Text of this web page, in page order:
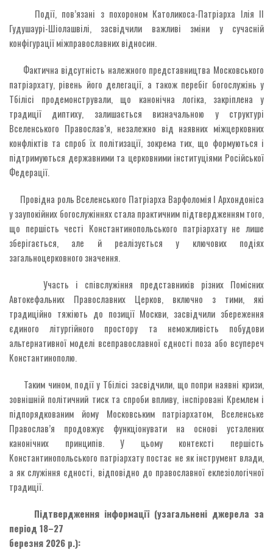
Події, пов’язані з похороном Католикоса-Патріарха Ілія II
Гудушаурі-Шіолашвілі, засвідчили важливі зміни у сучасній
конфігурації міжправославних відносин.
Фактична відсутність належного представництва Московського
патріархату, рівень його делегації, а також перебіг богослужінь у
Тбілісі продемонстрували, що канонічна логіка, закріплена у
традиції диптиху, залишається визначальною у структурі
Вселенського Православ’я, незалежно від наявних міжцерковних
конфліктів та спроб їх політизації, зокрема тих, що формуються і
підтримуються державними та церковними інституціями Російської
Федерації.
Провідна роль Вселенського Патріарха Варфоломія I Архондоніса
у заупокійних богослужіннях стала практичним підтвердженням того,
що першість честі Константинопольського патріархату не лише
зберігається, але й реалізується у ключових подіях
загальноцерковного значення.
Участь і співслужіння представників різних Помісних
Автокефальних Православних Церков, включно з тими, які
традиційно тяжіють до позиції Москви, засвідчили збереження
єдиного літургійного простору та неможливість побудови
альтернативної моделі всеправославної єдності поза або всупереч
Константинополю.
Таким чином, події у Тбілісі засвідчили, що попри наявні кризи,
зовнішній політичний тиск та спроби впливу, інспіровані Кремлем і
підпорядкованим йому Московським патріархатом, Вселенське
Православ’я продовжує функціонувати на основі усталених
канонічних принципів. У цьому контексті першість
Константинопольського патріархату постає не як інструмент влади,
а як служіння єдності, відповідно до православної еклезіологічної
традиції.
Підтвердження інформації (узагальнені джерела за
період 18–27
березня 2026 р.):